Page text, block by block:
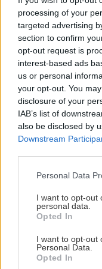
processing of your
targeted advertising
section to confirm
opt-out request is
interest-based ads
us or personal
your opt-out. You
disclosure of your
IAB’s list of
also be disclosed by
Downstream
Personal Data
I want to opt-out
personal data.
Opted In
I want to opt-out
Personal Data.
Opted In
ΕΛΛΑΔΑ
Μεγάλη έξοδος
ΚΤΕΛ
ΑΥΤΟΔΙΟΙΚΗΣΗ
Ανώγεια: Έργο
αναβάθμιση 22
κτηνοτροφικών
ΟΙΚΟΝΟΜΙΑ
Υποχώρησε στο
– Επιμένει η
GOSSIP -
Οι πόζες της
ΕΛΛΑΔΑ